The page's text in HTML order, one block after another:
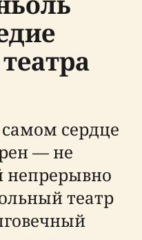
сердце
— не
непрерывно
театр